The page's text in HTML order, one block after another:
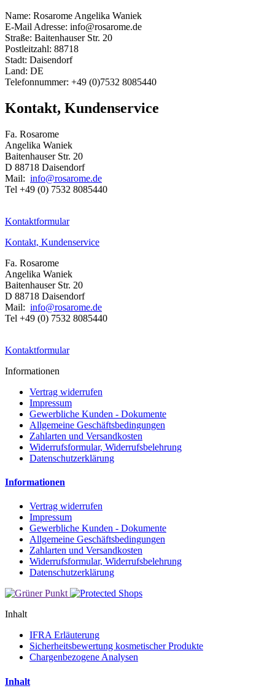
Name: Rosarome Angelika Waniek
E-Mail Adresse: info@rosarome.de
Straße: Baitenhauser Str. 20
Postleitzahl: 88718
Stadt: Daisendorf
Land: DE
Telefonnummer: +49 (0)7532 8085440
Kontakt, Kundenservice
Fa. Rosarome
Angelika Waniek
Baitenhauser Str. 20
D 88718 Daisendorf
Mail: info@rosarome.de
Tel +49 (0) 7532 8085440
Kontaktformular
Kontakt, Kundenservice
Fa. Rosarome
Angelika Waniek
Baitenhauser Str. 20
D 88718 Daisendorf
Mail: info@rosarome.de
Tel +49 (0) 7532 8085440
Kontaktformular
Informationen
Vertrag widerrufen
Impressum
Gewerbliche Kunden - Dokumente
Allgemeine Geschäftsbedingungen
Zahlarten und Versandkosten
Widerrufsformular, Widerrufsbelehrung
Datenschutzerklärung
Informationen
Vertrag widerrufen
Impressum
Gewerbliche Kunden - Dokumente
Allgemeine Geschäftsbedingungen
Zahlarten und Versandkosten
Widerrufsformular, Widerrufsbelehrung
Datenschutzerklärung
Inhalt
IFRA Erläuterung
Sicherheitsbewertung kosmetischer Produkte
Chargenbezogene Analysen
Inhalt